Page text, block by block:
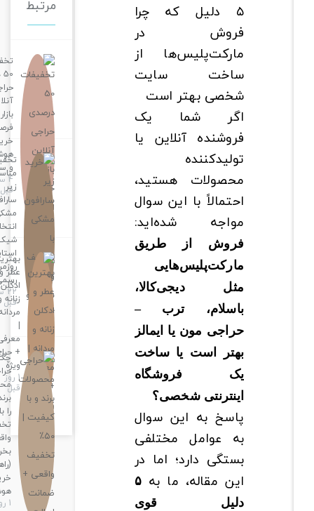
۵ دلیل که چرا
فروش در
مارکت‌پلیس‌ها از
ساخت سایت
شخصی بهتر است
اگر شما یک
فروشنده آنلاین یا
تولیدکننده
محصولات هستید،
احتمالاً با این سوال
مواجه شده‌اید:
فروش از طریق
مارکت‌پلیس‌هایی
مثل دیجی‌کالا،
باسلام، ترب –
حراجی مون یا ایمالز
بهتر است یا ساخت
یک فروشگاه
اینترنتی شخصی؟
پاسخ به این سوال
به عوامل مختلفی
بستگی دارد؛ اما در
این مقاله، ما به۵
دلیل قوی
تخفیفات
50 درصدی
حراجی
آنلاین
بازار؛
فرصت
خرید
هوشمندانه
و سریع
4 ساعت
قبل
تخفیفات
مناسب
زیر
سارافون
مشکی؛
انتخابی
شیک برای
استایل‌های
روزمره و
رسمی
22 ساعت
بهترین
عطر و
ادکلن
زنانه و
مردانه
|
معرفی
+ حراج
ویژه
1 روز
چگونه در
حراجی،
محصولات
برند و اصل
تخفیف
واقعی
بخریم؟
(راهنمای
خرید
هوشمندانه)